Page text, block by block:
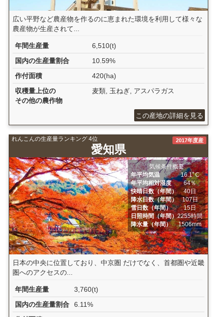
広い平野など農産物を作るのに恵まれた環境を利用して様々な
農産物が生産されて...
年間生産量
6,510(t)
国内の生産量割合
10.59%
作付面積
420(ha)
収穫量上位の
その他の農作物
麦類, 玉ねぎ, アスパラガス
この産地の詳細を見る
れんこんの生産量ランキング 4位
愛知県
2017年度産
気候条件概要
年平均気温
16.1ﾟC
年平均相対湿度
64％
快晴日数（年間）
40日
降水日数（年間）
107日
雪日数（年間）
15日
日照時間（年間）2255時間
降水量（年間）
1506mm
日本の中央に位置しており、中京圏 だけでなく、首都圏や近畿
圏へのアクセスの...
年間生産量
3,760(t)
国内の生産量割合
6.11%